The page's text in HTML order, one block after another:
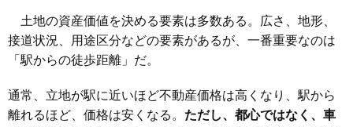
土地の資産価値を決める要素は多数ある。広さ、地形、
接道状況、用途区分などの要素があるが、一番重要なのは
「駅からの徒歩距離」だ。
通常、立地が駅に近いほど不動産価格は高くなり、駅から
離れるほど、価格は安くなる。 ただし、都心ではなく、車